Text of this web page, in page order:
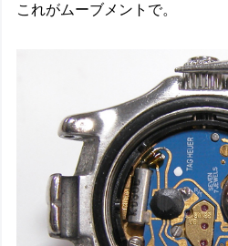
これがムーブメントで。